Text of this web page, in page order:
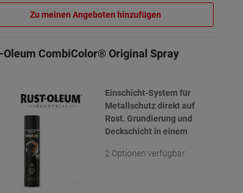
Zu meinen Angeboten hinzufügen
Oleum CombiColor® Original Spray
Einschicht-System für
Metallschutz direkt auf
Rost. Grundierung und
Deckschicht in einem
2 Optionen verfügbar